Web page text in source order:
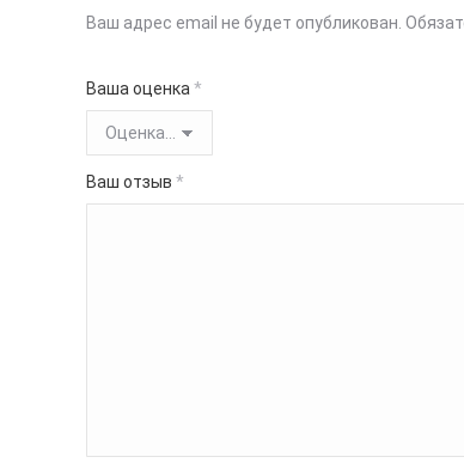
Ваш адрес email не будет опубликован.
Ваша оценка *
Ваш отзыв *